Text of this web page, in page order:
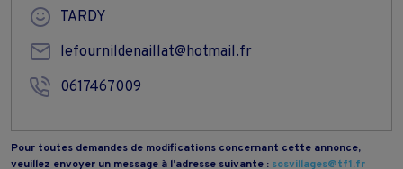
TARDY
lefournildenaillat@hotmail.fr
0617467009
Pour toutes demandes de modifications concernant cette annonce,
veuillez envoyer un message à l’adresse suivante : sosvillages@tf1.fr